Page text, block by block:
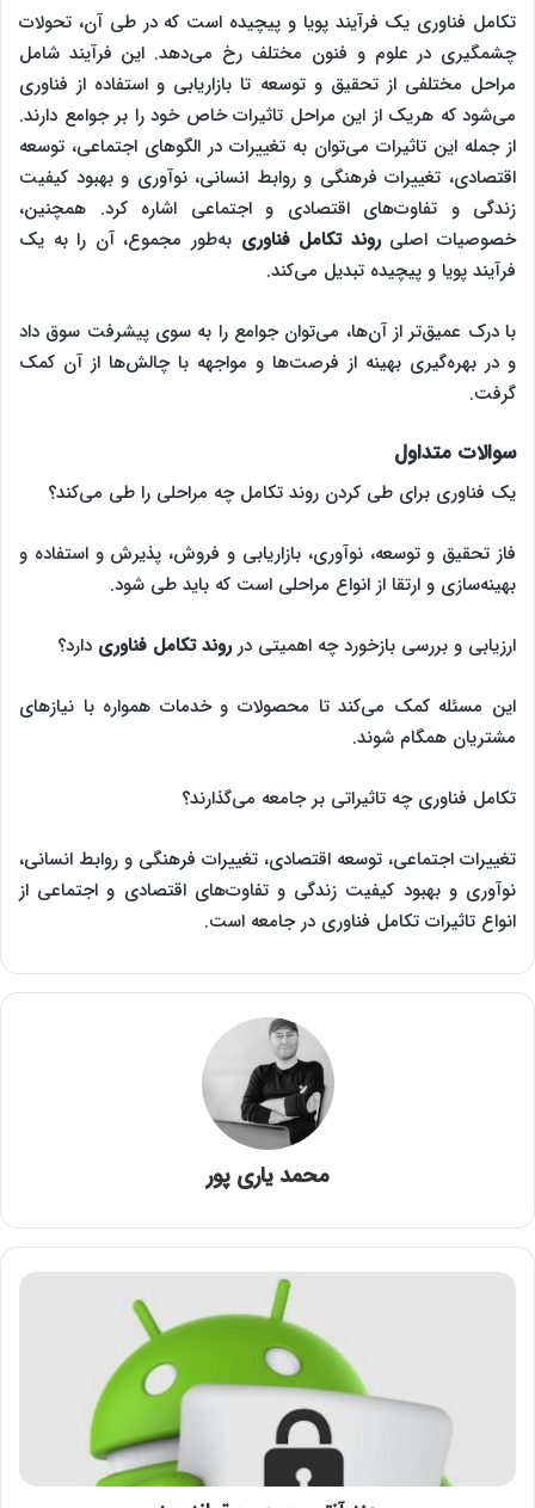
تکامل فناوری یک فرآیند پویا و پیچیده است که در طی آن، تحولات
چشمگیری در علوم و فنون مختلف رخ می‌دهد. این فرآیند شامل
مراحل مختلفی از تحقیق و توسعه تا بازاریابی و استفاده از فناوری
می‌شود که هریک از این مراحل تاثیرات خاص خود را بر جوامع دارند.
از جمله این تاثیرات می‌توان به تغییرات در الگوهای اجتماعی، توسعه
اقتصادی، تغییرات فرهنگی و روابط انسانی، نوآوری و بهبود کیفیت
زندگی و تفاوت‌های اقتصادی و اجتماعی اشاره کرد. همچنین،
خصوصیات اصلیروند تکامل فناوری به‌طور مجموع، آن را به یک
فرآیند پویا و پیچیده تبدیل می‌کند.
با درک عمیق‌تر از آن‌ها، می‌توان جوامع را به سوی پیشرفت سوق داد
و در بهره‌گیری بهینه از فرصت‌ها و مواجهه با چالش‌ها از آن‌ کمک
گرفت.
سوالات متداول
یک فناوری برای طی کردن روند تکامل چه مراحلی را طی می‌کند؟
فاز تحقیق و توسعه، نوآوری، بازاریابی و فروش، پذیرش و استفاده و
بهینه‌سازی و ارتقا از انواع مراحلی است که باید طی شود.
ارزیابی و بررسی بازخورد چه اهمیتی درروند تکامل فناوری دارد؟
این مسئله کمک می‌کند تا محصولات و خدمات همواره با نیازهای
مشتریان همگام شوند.
تکامل فناوری چه تاثیراتی بر جامعه می‌گذارند؟
تغییرات اجتماعی، توسعه اقتصادی، تغییرات فرهنگی و روابط انسانی،
نوآوری و بهبود کیفیت زندگی و تفاوت‌های اقتصادی و اجتماعی از
انواع تاثیرات تکامل فناوری در جامعه است.
محمد یاری پور